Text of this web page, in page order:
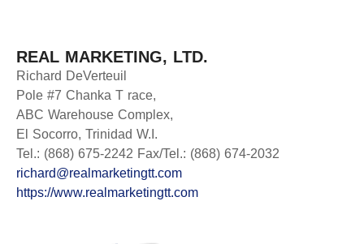
REAL MARKETING, LTD.
Richard DeVerteuil
Pole #7 Chanka T race,
ABC Warehouse Complex,
El Socorro, Trinidad W.I.
Tel.: (868) 675-2242 Fax/Tel.: (868) 674-2032
richard@realmarketingtt.com
https://www.realmarketingtt.com